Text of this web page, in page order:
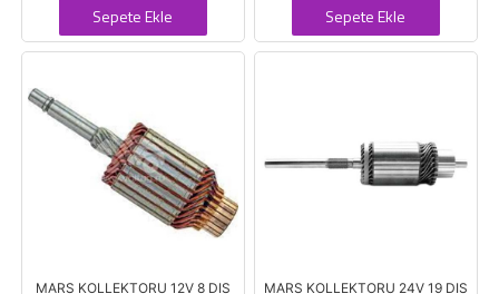
Sepete Ekle Sepete Ekle
MARS KOLLEKTORU 12V 8 DIS
MARS KOLLEKTORU 24V 19 DIS